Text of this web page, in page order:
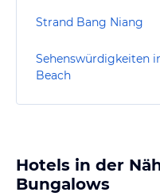
Strand Bang Niang
Sehenswürdigkeiten
Beach
Hotels in der
Bungalows